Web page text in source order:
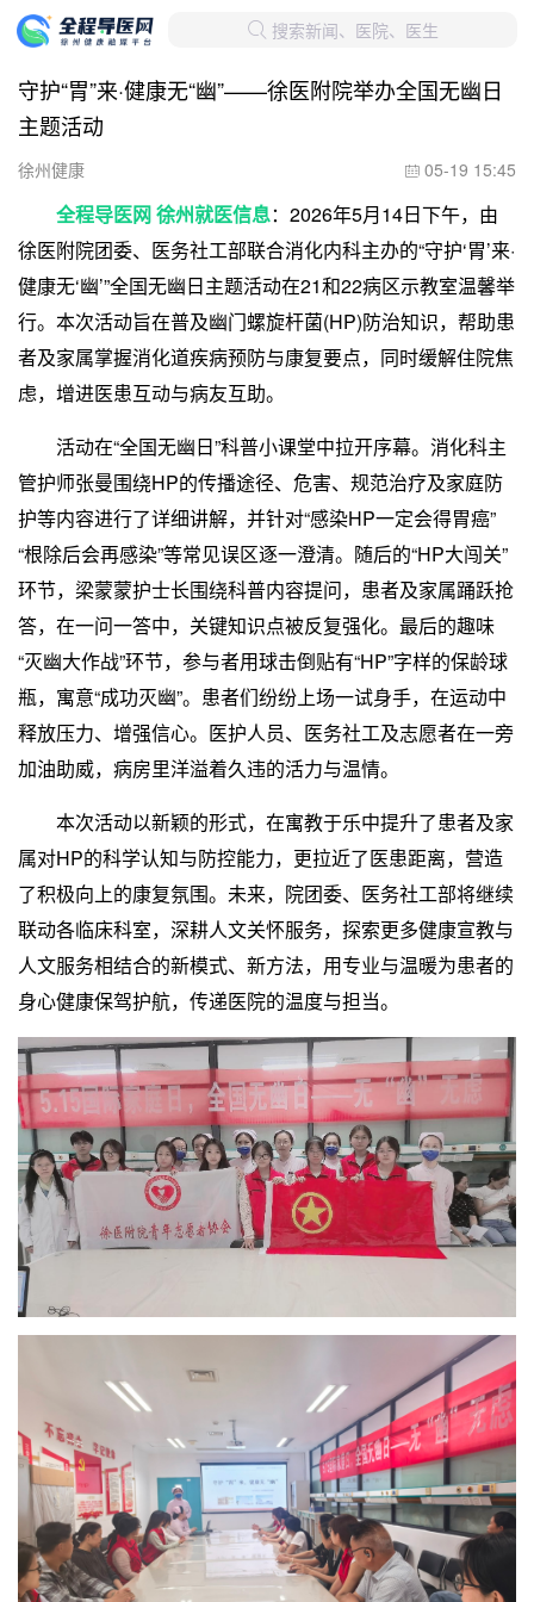
 搜索新闻、医院、医生
守护“胃”来·健康无“幽”——徐医附院举办全国无幽日
主题活动
徐州健康  05-19 15:45
全程导医网 徐州就医信息：2026年5月14日下午，由
徐医附院团委、医务社工部联合消化内科主办的“守护‘胃’来·
健康无‘幽’”全国无幽日主题活动在21和22病区示教室温馨举
行。本次活动旨在普及幽门螺旋杆菌(HP)防治知识，帮助患
者及家属掌握消化道疾病预防与康复要点，同时缓解住院焦
虑，增进医患互动与病友互助。
活动在“全国无幽日”科普小课堂中拉开序幕。消化科主
管护师张曼围绕HP的传播途径、危害、规范治疗及家庭防
护等内容进行了详细讲解，并针对“感染HP一定会得胃癌”
“根除后会再感染”等常见误区逐一澄清。随后的“HP大闯关”
环节，梁蒙蒙护士长围绕科普内容提问，患者及家属踊跃抢
答，在一问一答中，关键知识点被反复强化。最后的趣味
“灭幽大作战”环节，参与者用球击倒贴有“HP”字样的保龄球
瓶，寓意“成功灭幽”。患者们纷纷上场一试身手，在运动中
释放压力、增强信心。医护人员、医务社工及志愿者在一旁
加油助威，病房里洋溢着久违的活力与温情。
本次活动以新颖的形式，在寓教于乐中提升了患者及家
属对HP的科学认知与防控能力，更拉近了医患距离，营造
了积极向上的康复氛围。未来，院团委、医务社工部将继续
联动各临床科室，深耕人文关怀服务，探索更多健康宣教与
人文服务相结合的新模式、新方法，用专业与温暖为患者的
身心健康保驾护航，传递医院的温度与担当。